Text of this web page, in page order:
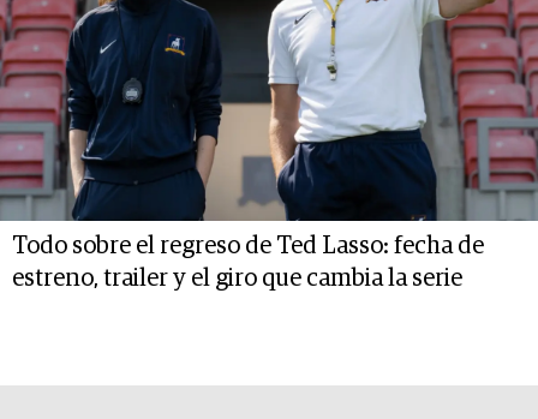
Todo sobre el regreso de Ted Lasso: fecha de
estreno, trailer y el giro que cambia la serie